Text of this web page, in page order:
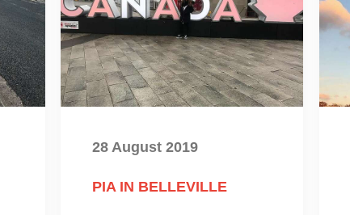
28 August 2019
PIA IN BELLEVILLE